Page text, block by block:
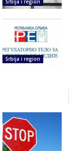
Srbija i region